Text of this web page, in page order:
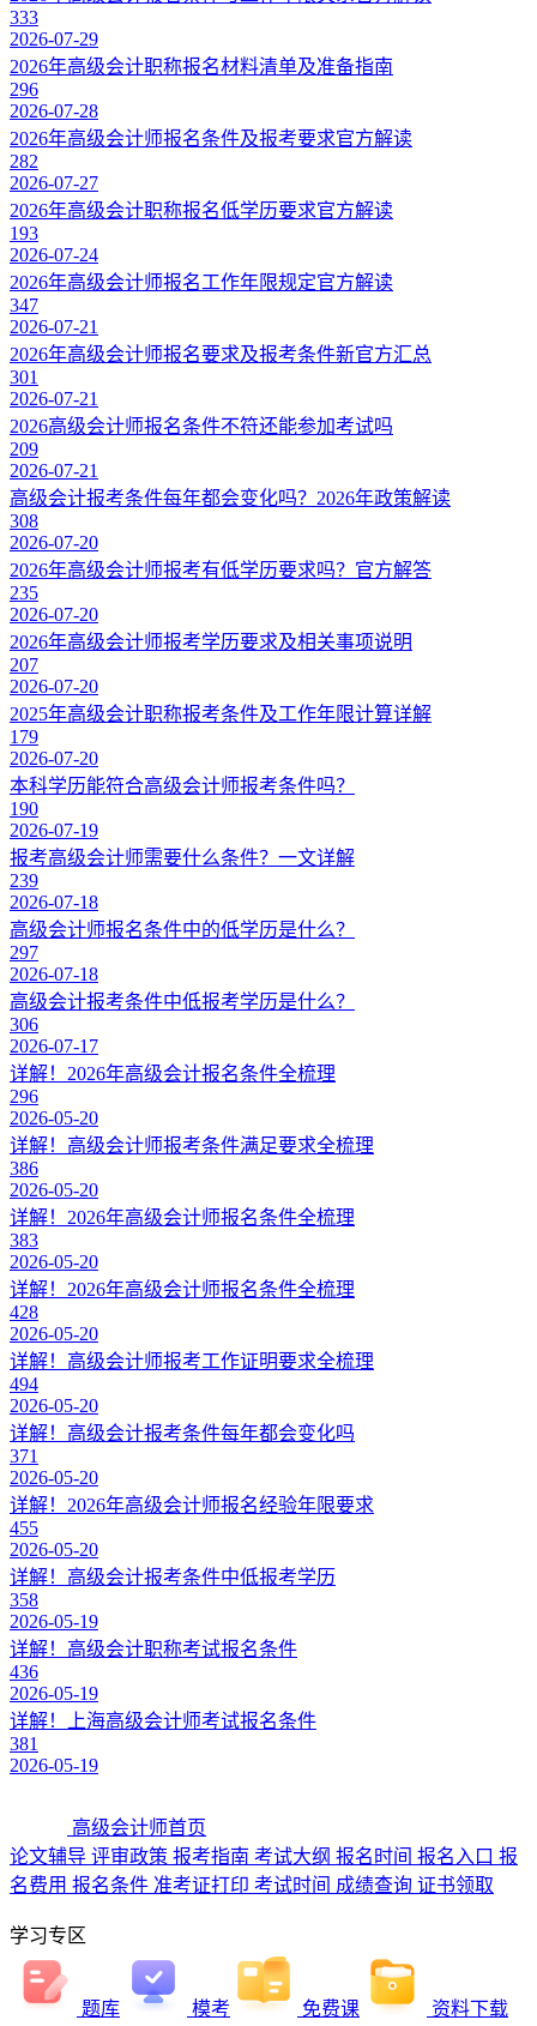
333
2026-07-29
2026年高级会计职称报名材料清单及准备指南
296
2026-07-28
2026年高级会计师报名条件及报考要求官方解读
282
2026-07-27
2026年高级会计职称报名低学历要求官方解读
193
2026-07-24
2026年高级会计师报名工作年限规定官方解读
347
2026-07-21
2026年高级会计师报名要求及报考条件新官方汇总
301
2026-07-21
2026高级会计师报名条件不符还能参加考试吗
209
2026-07-21
高级会计报考条件每年都会变化吗？2026年政策解读
308
2026-07-20
2026年高级会计师报考有低学历要求吗？官方解答
235
2026-07-20
2026年高级会计师报考学历要求及相关事项说明
207
2026-07-20
2025年高级会计职称报考条件及工作年限计算详解
179
2026-07-20
本科学历能符合高级会计师报考条件吗？
190
2026-07-19
报考高级会计师需要什么条件？一文详解
239
2026-07-18
高级会计师报名条件中的低学历是什么？
297
2026-07-18
高级会计报考条件中低报考学历是什么？
306
2026-07-17
详解！2026年高级会计报名条件全梳理
296
2026-05-20
详解！高级会计师报考条件满足要求全梳理
386
2026-05-20
详解！2026年高级会计师报名条件全梳理
383
2026-05-20
详解！2026年高级会计师报名条件全梳理
428
2026-05-20
详解！高级会计师报考工作证明要求全梳理
494
2026-05-20
详解！高级会计报考条件每年都会变化吗
371
2026-05-20
详解！2026年高级会计师报名经验年限要求
455
2026-05-20
详解！高级会计报考条件中低报考学历
358
2026-05-19
详解！高级会计职称考试报名条件
436
2026-05-19
详解！上海高级会计师考试报名条件
381
2026-05-19
高级会计师首页
论文辅导 评审政策 报考指南 考试大纲 报名时间 报名入口 报
名费用 报名条件 准考证打印 考试时间 成绩查询 证书领取
学习专区
题库 模考 免费课 资料下载